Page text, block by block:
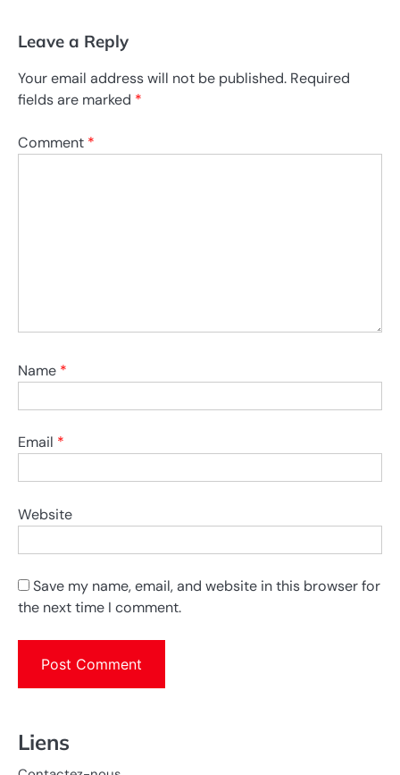
Leave a Reply
Your email address will not be published. Required
fields are marked *
Comment *
Name *
Email *
Website
Save my name, email, and website in this browser for
the next time I comment.
Liens